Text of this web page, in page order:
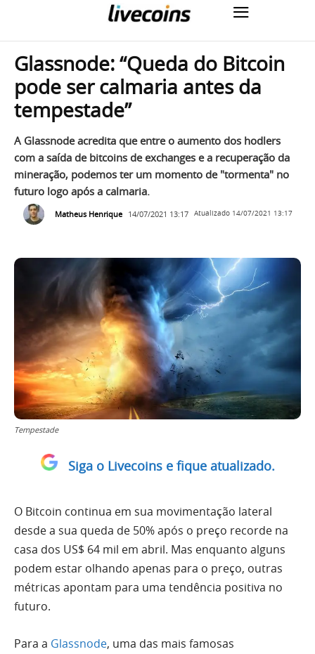
Glassnode: “Queda do Bitcoin
pode ser calmaria antes da
tempestade”
A Glassnode acredita que entre o aumento dos hodlers
com a saída de bitcoins de exchanges e a recuperação da
mineração, podemos ter um momento de "tormenta" no
futuro logo após a calmaria.
Matheus Henrique 14/07/2021 13:17 Atualizado 14/07/2021 13:17
Tempestade
Siga o Livecoins e fique atualizado.
O Bitcoin continua em sua movimentação lateral
desde a sua queda de 50% após o preço recorde na
casa dos US$ 64 mil em abril. Mas enquanto alguns
podem estar olhando apenas para o preço, outras
métricas apontam para uma tendência positiva no
futuro.
Para a Glassnode, uma das mais famosas